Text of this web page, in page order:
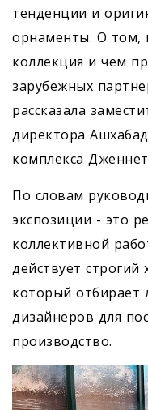
тенденции и
орнаменты. О том,
коллекция и чем
зарубежных
рассказала
директора
комплекса
По словам
экспозиции - это
коллективной
действует строгий
который отбирает
дизайнеров для
производство.